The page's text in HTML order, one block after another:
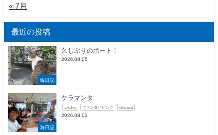
« 7月
最近の投稿
海日記
久しぶりのボート！
2026.08.05
海日記
ケラマンタ
arkdive ファンダイビング okinawa
2026.08.03